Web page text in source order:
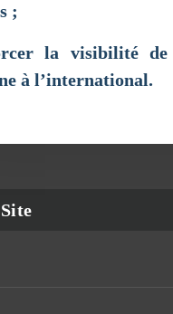
;
la visibilité de
à l’international.